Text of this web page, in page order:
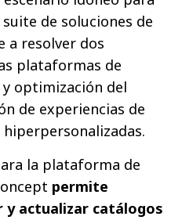
de soluciones de
a resolver dos
plataformas de
optimización del
de experiencias de
la plataforma de
permite
actualizar catálogos